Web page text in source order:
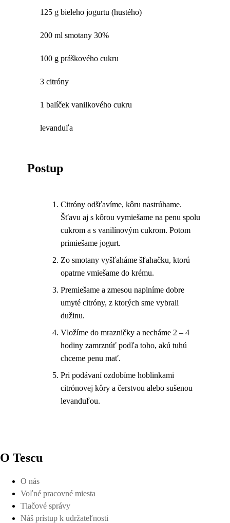
125 g bieleho jogurtu (hustého)
200 ml smotany 30%
100 g práškového cukru
3 citróny
1 balíček vanilkového cukru
levanduľa
Postup
Citróny odšťavíme, kôru nastrúhame.
Šťavu aj s kôrou vymiešame na penu spolu
cukrom a s vanilínovým cukrom. Potom
primiešame jogurt.
Zo smotany vyšľaháme šľahačku, ktorú
opatrne vmiešame do krému.
Premiešame a zmesou naplníme dobre
umyté citróny, z ktorých sme vybrali
dužinu.
Vložíme do mrazničky a necháme 2 – 4
hodiny zamrznúť podľa toho, akú tuhú
chceme penu mať.
Pri podávaní ozdobíme hoblinkami
citrónovej kôry a čerstvou alebo sušenou
levanduľou.
O Tescu
O nás
Voľné pracovné miesta
Tlačové správy
Náš prístup k udržateľnosti